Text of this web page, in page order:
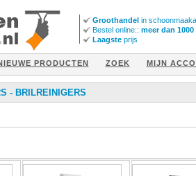
Groothandel in
Bestel online:: meer dan
Laagste prijs
PRODUCTEN ZOEK MIJN
- BRILREINIGERS